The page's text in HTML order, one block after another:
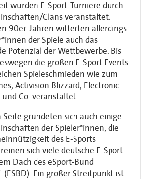
wurden E-Sport-Turniere durch
Clans veranstaltet.
90er-Jahren witterten allerdings
der Spiele auch das
Potenzial der Wettbewerbe. Bis
die großen E-Sport Events
Spieleschmieden wie zum
Activision Blizzard, Electronic
und Co. veranstaltet.
gründeten sich auch einige
der Spieler*innen, die
des E-Sports
sich viele deutsche E-Sport
Dach des eSport-Bund
(ESBD). Ein großer Streitpunkt ist